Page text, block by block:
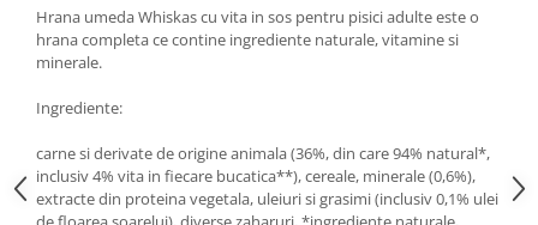
Hrana umeda Whiskas cu vita in sos pentru pisici adulte este o
hrana completa ce contine ingrediente naturale, vitamine si
minerale.
Ingrediente:
carne si derivate de origine animala (36%, din care 94% natural*,
inclusiv 4% vita in fiecare bucatica**), cereale, minerale (0,6%),
extracte din proteina vegetala, uleiuri si grasimi (inclusiv 0,1% ulei